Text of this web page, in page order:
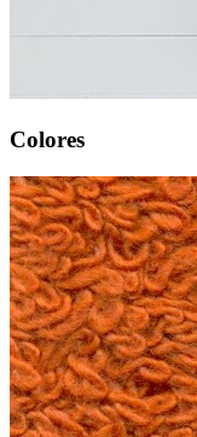
Colores